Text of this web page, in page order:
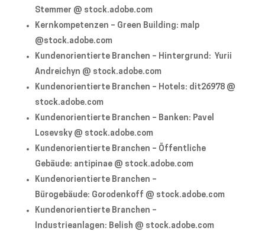
Stemmer @ stock.adobe.com
Kernkompetenzen – Green Building: malp
@stock.adobe.com
Kundenorientierte Branchen – Hintergrund: Yurii
Andreichyn @ stock.adobe.com
Kundenorientierte Branchen – Hotels: dit26978 @
stock.adobe.com
Kundenorientierte Branchen – Banken: Pavel
Losevsky @ stock.adobe.com
Kundenorientierte Branchen – Öffentliche
Gebäude: antipinae @ stock.adobe.com
Kundenorientierte Branchen –
Bürogebäude: Gorodenkoff @ stock.adobe.com
Kundenorientierte Branchen –
Industrieanlagen: Belish @ stock.adobe.com